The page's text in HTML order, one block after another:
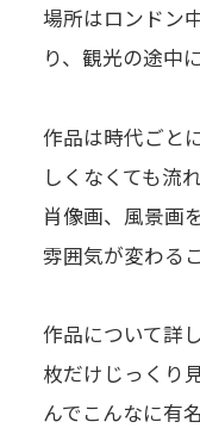
場所はロンドン
り、観光の途中
作品は時代ごと
しくなくても流
肖像画、風景画
雰囲気が変わる
作品について詳
枚だけじっくり
んでこんなに有